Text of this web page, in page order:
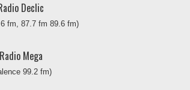
Declic
fm, 87.7 fm 89.6 fm)
Radio Mega
99.2 fm)